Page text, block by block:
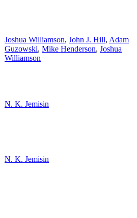
Joshua Williamson, John J. Hill, Adam
Guzowski, Mike Henderson, Joshua
Williamson
N. K. Jemisin
N. K. Jemisin